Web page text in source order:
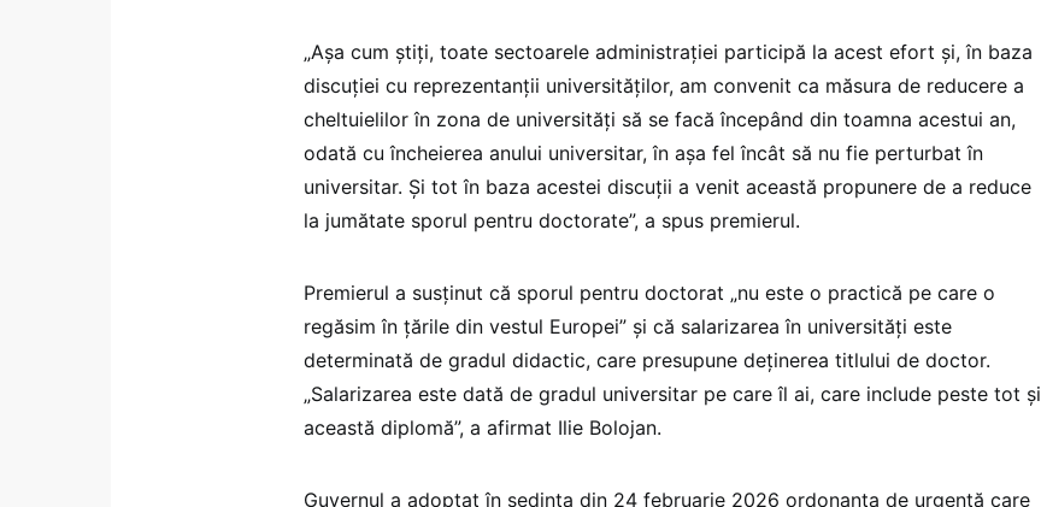
„Așa cum știți, toate sectoarele administrației participă la acest efort și, în baza
discuției cu reprezentanții universităților, am convenit ca măsura de reducere a
cheltuielilor în zona de universități să se facă începând din toamna acestui an,
odată cu încheierea anului universitar, în așa fel încât să nu fie perturbat în
universitar. Și tot în baza acestei discuții a venit această propunere de a reduce
la jumătate sporul pentru doctorate”, a spus premierul.
Premierul a susținut că sporul pentru doctorat „nu este o practică pe care o
regăsim în țările din vestul Europei” și că salarizarea în universități este
determinată de gradul didactic, care presupune deținerea titlului de doctor.
„Salarizarea este dată de gradul universitar pe care îl ai, care include peste tot și
această diplomă”, a afirmat Ilie Bolojan.
Guvernul a adoptat în ședința din 24 februarie 2026 ordonanța de urgență care